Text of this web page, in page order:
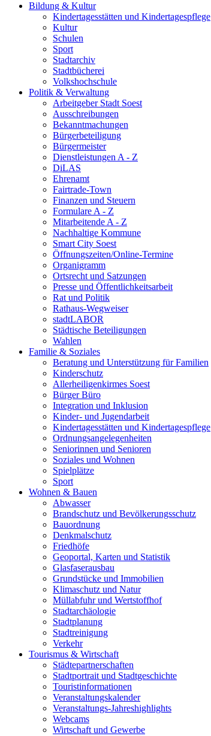
Bildung & Kultur
Kindertagesstätten und Kindertagespflege
Kultur
Schulen
Sport
Stadtarchiv
Stadtbücherei
Volkshochschule
Politik & Verwaltung
Arbeitgeber Stadt Soest
Ausschreibungen
Bekanntmachungen
Bürgerbeteiligung
Bürgermeister
Dienstleistungen A - Z
DiLAS
Ehrenamt
Fairtrade-Town
Finanzen und Steuern
Formulare A - Z
Mitarbeitende A - Z
Nachhaltige Kommune
Smart City Soest
Öffnungszeiten/Online-Termine
Organigramm
Ortsrecht und Satzungen
Presse und Öffentlichkeitsarbeit
Rat und Politik
Rathaus-Wegweiser
stadtLABOR
Städtische Beteiligungen
Wahlen
Familie & Soziales
Beratung und Unterstützung für Familien
Kinderschutz
Allerheiligenkirmes Soest
Bürger Büro
Integration und Inklusion
Kinder- und Jugendarbeit
Kindertagesstätten und Kindertagespflege
Ordnungsangelegenheiten
Seniorinnen und Senioren
Soziales und Wohnen
Spielplätze
Sport
Wohnen & Bauen
Abwasser
Brandschutz und Bevölkerungsschutz
Bauordnung
Denkmalschutz
Friedhöfe
Geoportal, Karten und Statistik
Glasfaserausbau
Grundstücke und Immobilien
Klimaschutz und Natur
Müllabfuhr und Wertstoffhof
Stadtarchäologie
Stadtplanung
Stadtreinigung
Verkehr
Tourismus & Wirtschaft
Städtepartnerschaften
Stadtportrait und Stadtgeschichte
Touristinformationen
Veranstaltungskalender
Veranstaltungs-Jahreshighlights
Webcams
Wirtschaft und Gewerbe